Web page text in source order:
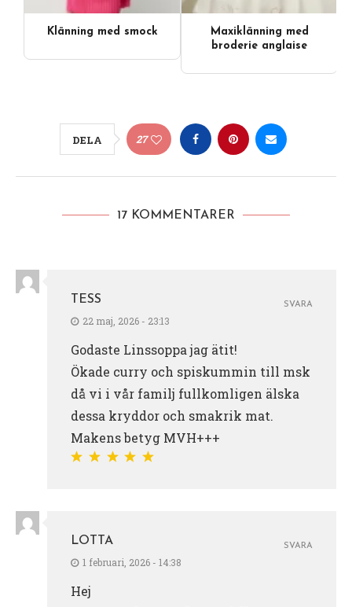
Klänning med smock
Maxiklänning med
broderie anglaise
DELA 27
17 KOMMENTARER
TESS
22 maj, 2026 - 23:13
Godaste Linssoppa jag ätit!
Ökade curry och spiskummin till msk
då vi i vår familj fullkomligen älska
dessa kryddor och smakrik mat.
Makens betyg MVH+++
SVARA
LOTTA
1 februari, 2026 - 14:38
Hej
SVARA